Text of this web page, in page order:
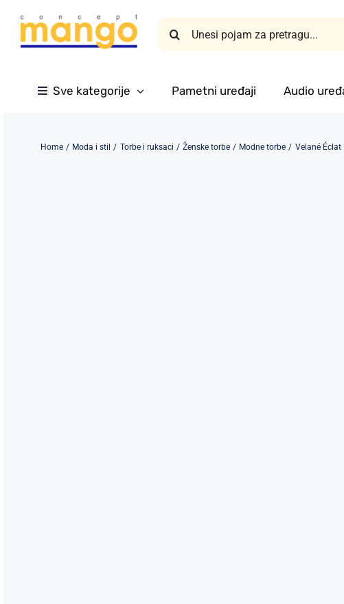
content
Search
Sve kategorije Pametni uređaji Audio
Home Moda i stil Torbe i ruksaci Ženske torbe Modne torbe Velané